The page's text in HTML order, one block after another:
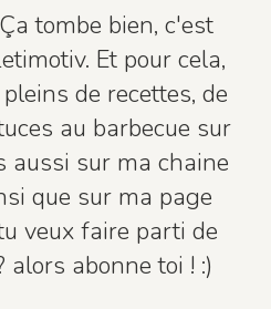
tombe bien, c'est
Et pour cela,
de recettes, de
au barbecue sur
aussi sur ma chaine
que sur ma page
veux faire parti de
alors abonne toi ! :)